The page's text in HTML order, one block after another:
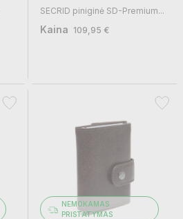
SECRID piniginė SD-Premium...
Kaina 109,95 €
NEMOKAMAS
PRISTATYMAS